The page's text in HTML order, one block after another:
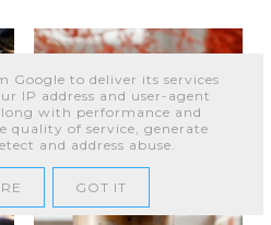
Google to deliver its services
IP address and user-agent
with performance and
quality of service, generate
and address abuse.
GOT IT